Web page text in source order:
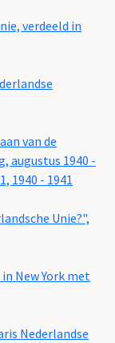
verdeeld in
van de
augustus 1940 -
1940 - 1941
Unie?",
New York met
Nederlandse